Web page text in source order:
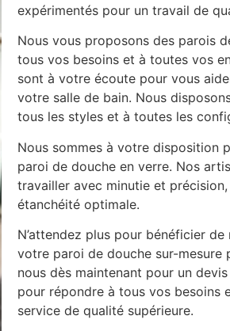
expérimentés pour un travail de
Nous vous proposons des parois
tous vos besoins et à toutes vos
sont à votre écoute pour vous
votre salle de bain. Nous
tous les styles et à toutes les
Nous sommes à votre disposition
paroi de douche en verre. Nos
travailler avec minutie et
étanchéité optimale.
N’attendez plus pour bénéficier
votre paroi de douche sur-
nous dès maintenant pour un
pour répondre à tous vos besoins
service de qualité supérieure.